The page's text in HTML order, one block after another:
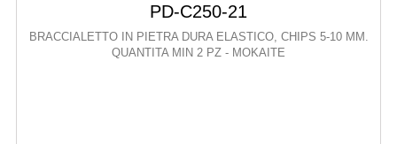
PD-C250-21
BRACCIALETTO IN PIETRA DURA ELASTICO, CHIPS 5-10 MM.
QUANTITA MIN 2 PZ - MOKAITE